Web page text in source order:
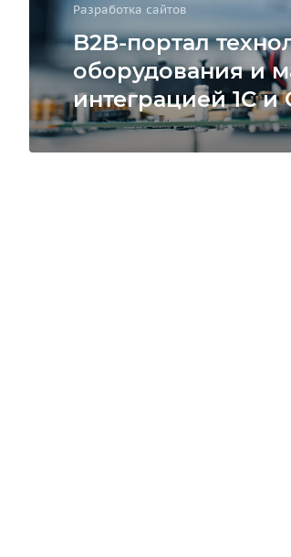
Разработка сайтов
B2B-портал
оборудования и
интеграцией 1С и